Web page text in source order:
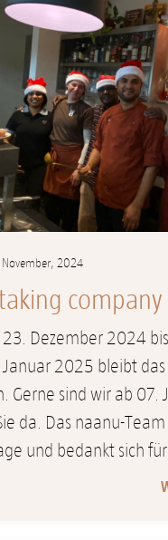
2024
company
Dezember 2024
2025 bleibt
Gerne sind wir ab
da. Das naanu-
und bedankt sich